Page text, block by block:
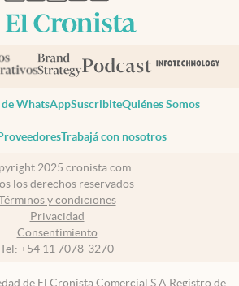
de WhatsAppSuscribiteQuiénes Somos
Trabajá con nosotros
2025 cronista.com
los derechos reservados
y condiciones
Privacidad
Consentimiento
Tel: +54 11 7078-3270
de El Cronista Comercial S.A Registro de